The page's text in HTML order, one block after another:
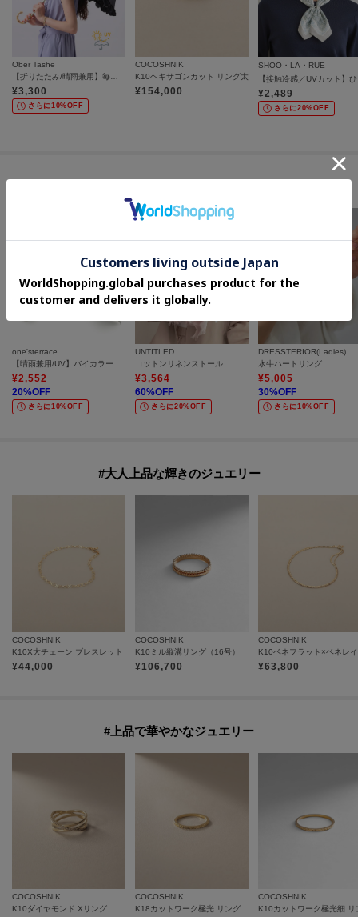
Ober Tashe
¥3,300
さらに10%OFF
COCOSHNIK
K10ヘキサゴンカット リング太
¥154,000
SHOO・LA・RUE
¥2,489
さらに20%OFF
one'sterrace
【晴雨兼用/UV】バイカラーパイピング 長傘
¥2,552
20%OFF
さらに10%OFF
UNTITLED
コットンリネンストール
¥3,564
60%OFF
さらに20%OFF
DRESSTERIOR(Ladies)
水牛ハートリング
¥5,005
30%OFF
さらに10%OFF
#大人上品な輝きのジュエリー
COCOSHNIK
K10X大チェーン ブレスレット
¥44,000
COCOSHNIK
K10ミル縦溝リング（16号）
¥106,700
COCOSHNIK
¥63,800
#上品で華やかなジュエリー
COCOSHNIK
K10ダイヤモンド Xリング
COCOSHNIK
COCOSHNIK
K10カットワーク極光細 リ